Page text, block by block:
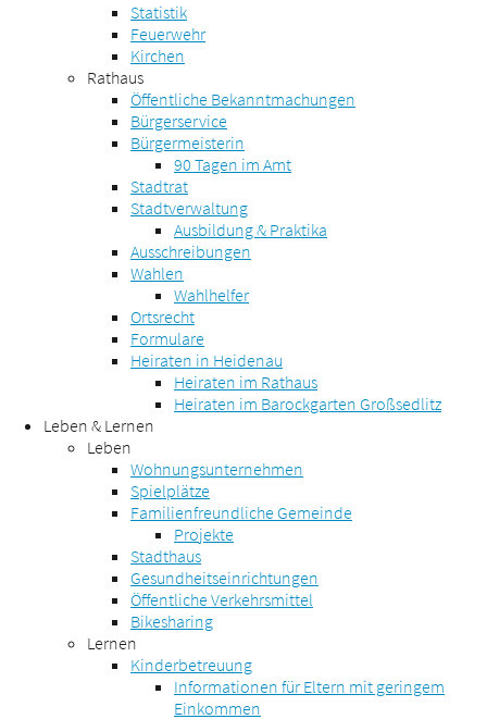
Statistik
Feuerwehr
Kirchen
Rathaus
Öffentliche Bekanntmachungen
Bürgerservice
Bürgermeisterin
90 Tagen im Amt
Stadtrat
Stadtverwaltung
Ausbildung & Praktika
Ausschreibungen
Wahlen
Wahlhelfer
Ortsrecht
Formulare
Heiraten in Heidenau
Heiraten im Rathaus
Heiraten im Barockgarten Großsedlitz
Leben & Lernen
Leben
Wohnungsunternehmen
Spielplätze
Familienfreundliche Gemeinde
Projekte
Stadthaus
Gesundheitseinrichtungen
Öffentliche Verkehrsmittel
Bikesharing
Lernen
Kinderbetreuung
Informationen für Eltern mit geringem
Einkommen